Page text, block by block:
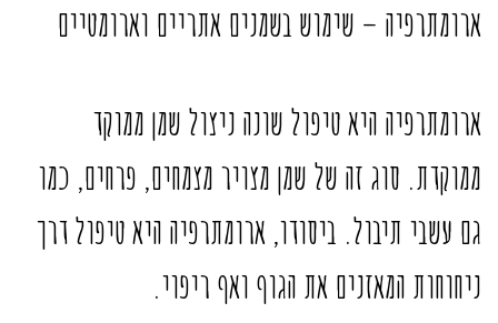
ארומתרפיה – שימוש בשמנים אתריים וארומטיים
ארומתרפיה היא טיפול שונה ניצול שמן ממוקד
ממוקדת. סוג זה של שמן מצויר מצמחים, פרחים, כמו
גם עשבי תיבול. ביסודו, ארומתרפיה היא טיפול דרך
ניחוחות המאזנים את הגוף ואף ריפוי.